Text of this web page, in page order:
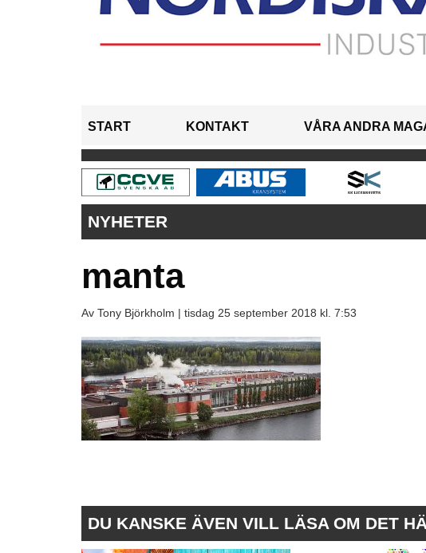
START KONTAKT VÅRA ANDRA
NYHETER
manta
Av Tony Björkholm | tisdag 25 september 2018 kl. 7:53
DU KANSKE ÄVEN VILL LÄSA OM DET